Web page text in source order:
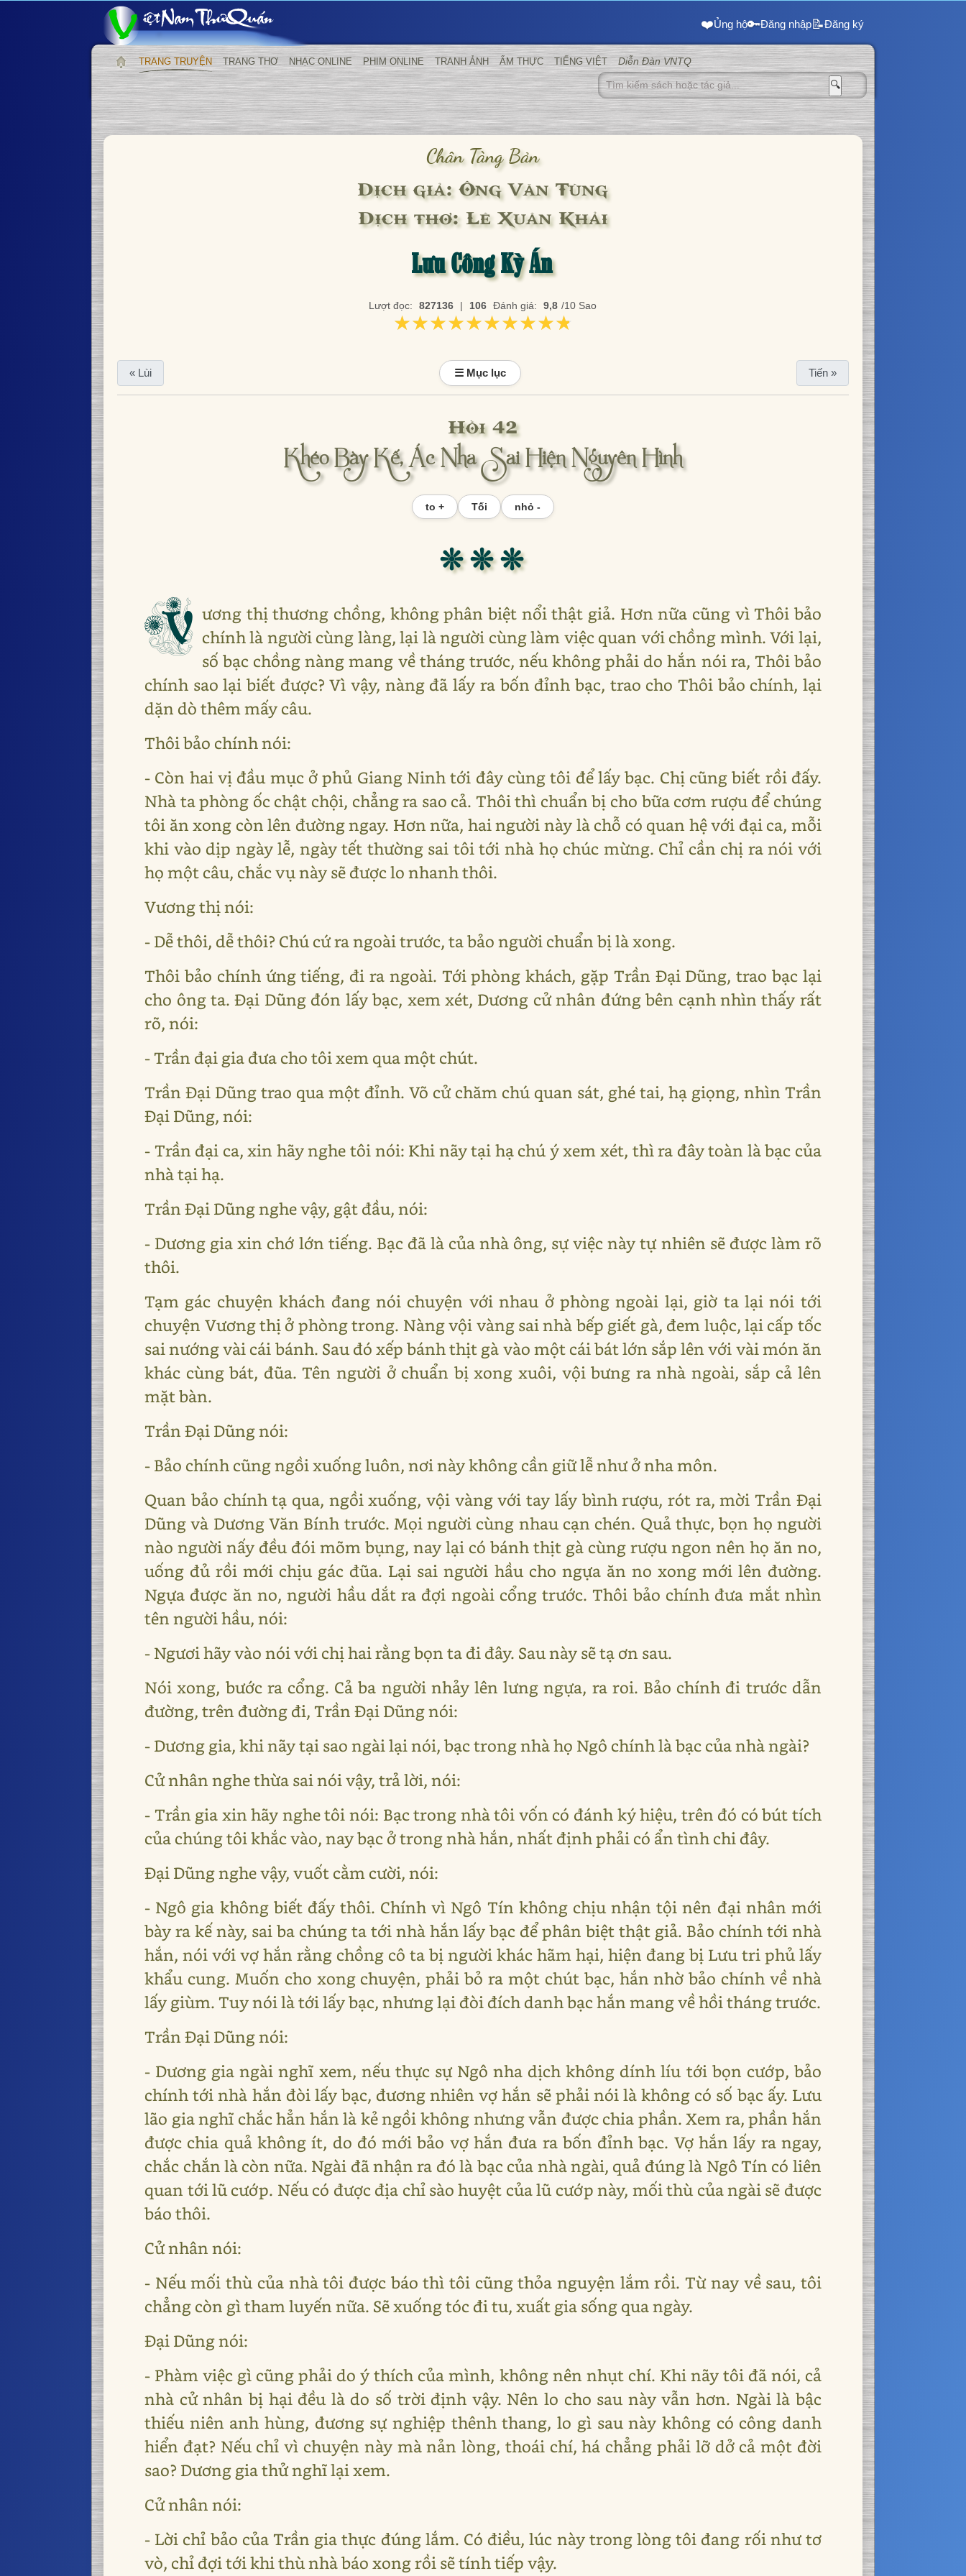
❤️Ủng hộ🔑Đăng nhập📝Đăng ký
TRANG TRUYỆN TRANG THƠ NHẠC ONLINE PHIM ONLINE TRANH ẢNH ẨM THỰC TIẾNG VIỆT Diễn Đàn VNTQ
🔍
Chân Tàng Bản
Dịch giả: Ông Văn Tùng
Dịch thơ: Lê Xuân Khải
Lưu Công Kỳ Án
Lượt đọc: 827136 | 106 Đánh giá: 9,8 /10 Sao
★★★★★★★★★★
★★★★★★★★★★
« Lùi ☰ Mục lục Tiến »
Hồi 42
Khéo Bày Kế, Ác Nha Sai Hiện Nguyên Hình
to + Tối nhỏ -
❊ ❊ ❊
V ương thị thương chồng, không phân biệt nổi thật giả. Hơn nữa cũng vì Thôi bảo
chính là người cùng làng, lại là người cùng làm việc quan với chồng mình. Với lại,
số bạc chồng nàng mang về tháng trước, nếu không phải do hắn nói ra, Thôi bảo
chính sao lại biết được? Vì vậy, nàng đã lấy ra bốn đỉnh bạc, trao cho Thôi bảo chính, lại
dặn dò thêm mấy câu.
Thôi bảo chính nói:
- Còn hai vị đầu mục ở phủ Giang Ninh tới đây cùng tôi để lấy bạc. Chị cũng biết rồi đấy.
Nhà ta phòng ốc chật chội, chẳng ra sao cả. Thôi thì chuẩn bị cho bữa cơm rượu để chúng
tôi ăn xong còn lên đường ngay. Hơn nữa, hai người này là chỗ có quan hệ với đại ca, mỗi
khi vào dịp ngày lễ, ngày tết thường sai tôi tới nhà họ chúc mừng. Chỉ cần chị ra nói với
họ một câu, chắc vụ này sẽ được lo nhanh thôi.
Vương thị nói:
- Dễ thôi, dễ thôi? Chú cứ ra ngoài trước, ta bảo người chuẩn bị là xong.
Thôi bảo chính ứng tiếng, đi ra ngoài. Tới phòng khách, gặp Trần Đại Dũng, trao bạc lại
cho ông ta. Đại Dũng đón lấy bạc, xem xét, Dương cử nhân đứng bên cạnh nhìn thấy rất
rõ, nói:
- Trần đại gia đưa cho tôi xem qua một chút.
Trần Đại Dũng trao qua một đỉnh. Võ cử chăm chú quan sát, ghé tai, hạ giọng, nhìn Trần
Đại Dũng, nói:
- Trần đại ca, xin hãy nghe tôi nói: Khi nãy tại hạ chú ý xem xét, thì ra đây toàn là bạc của
nhà tại hạ.
Trần Đại Dũng nghe vậy, gật đầu, nói:
- Dương gia xin chớ lớn tiếng. Bạc đã là của nhà ông, sự việc này tự nhiên sẽ được làm rõ
thôi.
Tạm gác chuyện khách đang nói chuyện với nhau ở phòng ngoài lại, giờ ta lại nói tới
chuyện Vương thị ở phòng trong. Nàng vội vàng sai nhà bếp giết gà, đem luộc, lại cấp tốc
sai nướng vài cái bánh. Sau đó xếp bánh thịt gà vào một cái bát lớn sắp lên với vài món ăn
khác cùng bát, đũa. Tên người ở chuẩn bị xong xuôi, vội bưng ra nhà ngoài, sắp cả lên
mặt bàn.
Trần Đại Dũng nói:
- Bảo chính cũng ngồi xuống luôn, nơi này không cần giữ lễ như ở nha môn.
Quan bảo chính tạ qua, ngồi xuống, vội vàng với tay lấy bình rượu, rót ra, mời Trần Đại
Dũng và Dương Văn Bính trước. Mọi người cùng nhau cạn chén. Quả thực, bọn họ người
nào người nấy đều đói mõm bụng, nay lại có bánh thịt gà cùng rượu ngon nên họ ăn no,
uống đủ rồi mới chịu gác đũa. Lại sai người hầu cho ngựa ăn no xong mới lên đường.
Ngựa được ăn no, người hầu dắt ra đợi ngoài cổng trước. Thôi bảo chính đưa mắt nhìn
tên người hầu, nói:
- Ngươi hãy vào nói với chị hai rằng bọn ta đi đây. Sau này sẽ tạ ơn sau.
Nói xong, bước ra cổng. Cả ba người nhảy lên lưng ngựa, ra roi. Bảo chính đi trước dẫn
đường, trên đường đi, Trần Đại Dũng nói:
- Dương gia, khi nãy tại sao ngài lại nói, bạc trong nhà họ Ngô chính là bạc của nhà ngài?
Cử nhân nghe thừa sai nói vậy, trả lời, nói:
- Trần gia xin hãy nghe tôi nói: Bạc trong nhà tôi vốn có đánh ký hiệu, trên đó có bút tích
của chúng tôi khắc vào, nay bạc ở trong nhà hắn, nhất định phải có ẩn tình chi đây.
Đại Dũng nghe vậy, vuốt cằm cười, nói:
- Ngô gia không biết đấy thôi. Chính vì Ngô Tín không chịu nhận tội nên đại nhân mới
bày ra kế này, sai ba chúng ta tới nhà hắn lấy bạc để phân biệt thật giả. Bảo chính tới nhà
hắn, nói với vợ hắn rằng chồng cô ta bị người khác hãm hại, hiện đang bị Lưu tri phủ lấy
khẩu cung. Muốn cho xong chuyện, phải bỏ ra một chút bạc, hắn nhờ bảo chính về nhà
lấy giùm. Tuy nói là tới lấy bạc, nhưng lại đòi đích danh bạc hắn mang về hồi tháng trước.
Trần Đại Dũng nói:
- Dương gia ngài nghĩ xem, nếu thực sự Ngô nha dịch không dính líu tới bọn cướp, bảo
chính tới nhà hắn đòi lấy bạc, đương nhiên vợ hắn sẽ phải nói là không có số bạc ấy. Lưu
lão gia nghĩ chắc hẳn hắn là kẻ ngồi không nhưng vẫn được chia phần. Xem ra, phần hắn
được chia quả không ít, do đó mới bảo vợ hắn đưa ra bốn đỉnh bạc. Vợ hắn lấy ra ngay,
chắc chắn là còn nữa. Ngài đã nhận ra đó là bạc của nhà ngài, quả đúng là Ngô Tín có liên
quan tới lũ cướp. Nếu có được địa chỉ sào huyệt của lũ cướp này, mối thù của ngài sẽ được
báo thôi.
Cử nhân nói:
- Nếu mối thù của nhà tôi được báo thì tôi cũng thỏa nguyện lắm rồi. Từ nay về sau, tôi
chẳng còn gì tham luyến nữa. Sẽ xuống tóc đi tu, xuất gia sống qua ngày.
Đại Dũng nói:
- Phàm việc gì cũng phải do ý thích của mình, không nên nhụt chí. Khi nãy tôi đã nói, cả
nhà cử nhân bị hại đều là do số trời định vậy. Nên lo cho sau này vẫn hơn. Ngài là bậc
thiếu niên anh hùng, đương sự nghiệp thênh thang, lo gì sau này không có công danh
hiển đạt? Nếu chỉ vì chuyện này mà nản lòng, thoái chí, há chẳng phải lỡ dở cả một đời
sao? Dương gia thử nghĩ lại xem.
Cử nhân nói:
- Lời chỉ bảo của Trần gia thực đúng lắm. Có điều, lúc này trong lòng tôi đang rối như tơ
vò, chỉ đợi tới khi thù nhà báo xong rồi sẽ tính tiếp vậy.